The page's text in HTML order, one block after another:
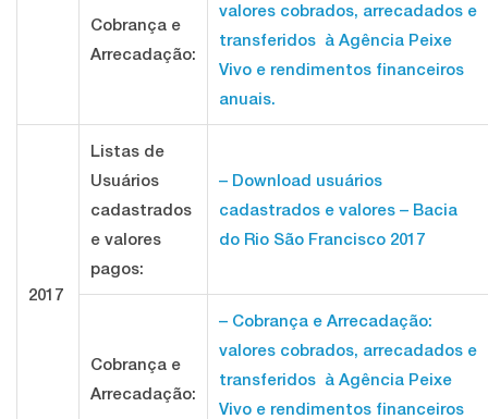
Cobrança e
Arrecadação:
valores cobrados, arrecadados e
transferidos à Agência Peixe
Vivo e rendimentos financeiros
anuais.
2017
Listas de
Usuários
cadastrados
e valores
pagos:
– Download usuários
cadastrados e valores – Bacia
do Rio São Francisco 2017
Cobrança e
Arrecadação:
– Cobrança e Arrecadação:
valores cobrados, arrecadados e
transferidos à Agência Peixe
Vivo e rendimentos financeiros